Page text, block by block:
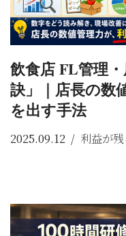
飲食店 FL管理
訣」｜店長の数
を出す手法
2025.09.12 利益が